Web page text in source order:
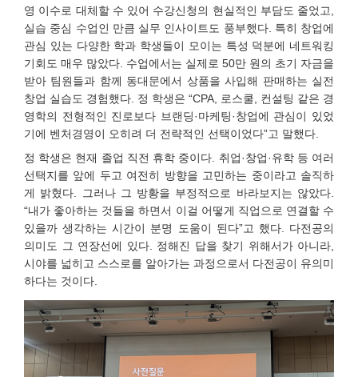
영 이수로 대체할 수 있어 수강신청의 현실적인 부담도 줄었고,
실습 중심 수업인 만큼 실무 인사이트도 풍부했다. 특히 창업에
관심 있는 다양한 학과 학생들이 모이는 특성 덕분에 네트워킹
기회도 매우 많았다. 수업에서는 실제로 50만 원의 초기 자금을
받아 팀원들과 함께 동대문에서 상품을 사입해 판매하는 실전
창업 실습도 경험했다. 정 학생은 “CPA, 로스쿨, 컨설팅 같은 경
영학의 전형적인 진로보다 브랜딩·마케팅·창업에 관심이 있었
기에 벤처경영이 오히려 더 전략적인 선택이었다”고 말했다.
정 학생은 현재 졸업 직전 휴학 중이다. 취업·창업·유학 등 여러
선택지를 앞에 두고 여전히 방향을 고민하는 중이라고 솔직하
게 밝혔다. 그러나 그 방황을 부정적으로 바라보지는 않았다.
“내가 좋아하는 것들을 하면서 이걸 어떻게 직업으로 연결할 수
있을까 생각하는 시간이 분명 도움이 된다”고 했다. 다전공의
의미도 그 연장선에 있다. 정해진 답을 찾기 위해서가 아니라,
시야를 넓히고 스스로를 알아가는 과정으로서 다전공이 유의미
하다는 것이다.